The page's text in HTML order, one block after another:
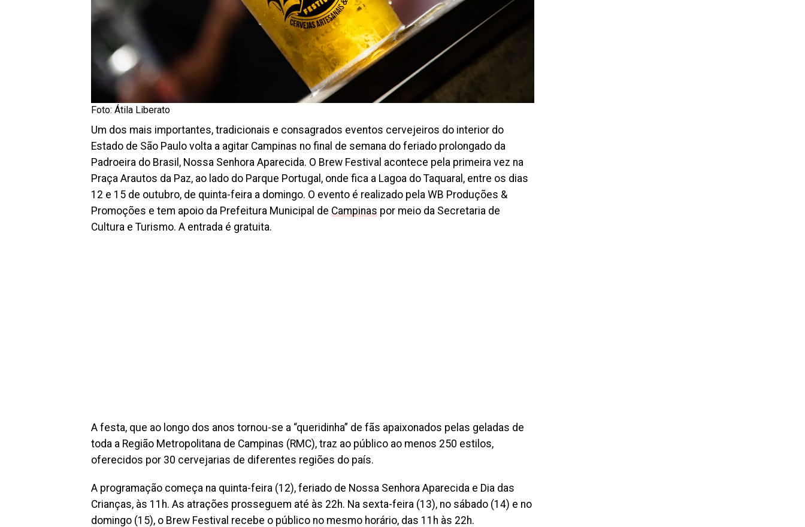
Foto: Átila Liberato
Um dos mais importantes, tradicionais e consagrados eventos cervejeiros do interior do
Estado de São Paulo volta a agitar Campinas no final de semana do feriado prolongado da
Padroeira do Brasil, Nossa Senhora Aparecida. O Brew Festival acontece pela primeira vez na
Praça Arautos da Paz, ao lado do Parque Portugal, onde fica a Lagoa do Taquaral, entre os dias
12 e 15 de outubro, de quinta-feira a domingo. O evento é realizado pela WB Produções &
Promoções e tem apoio da Prefeitura Municipal de Campinas por meio da Secretaria de
Cultura e Turismo. A entrada é gratuita.
A festa, que ao longo dos anos tornou-se a “queridinha” de fãs apaixonados pelas geladas de
toda a Região Metropolitana de Campinas (RMC), traz ao público ao menos 250 estilos,
oferecidos por 30 cervejarias de diferentes regiões do país.
A programação começa na quinta-feira (12), feriado de Nossa Senhora Aparecida e Dia das
Crianças, às 11h. As atrações prosseguem até às 22h. Na sexta-feira (13), no sábado (14) e no
domingo (15), o Brew Festival recebe o público no mesmo horário, das 11h às 22h.